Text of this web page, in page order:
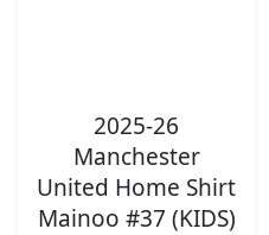
2025-26
Manchester
United Home Shirt
Mainoo #37 (KIDS)